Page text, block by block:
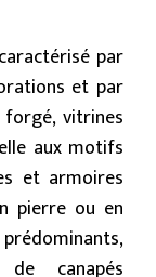
par
et par
vitrines
aux motifs
et armoires
pierre ou en
canapés